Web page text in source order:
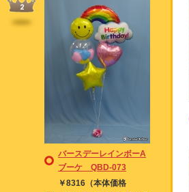
バースデーレインボーA
ブーケ QBD-073
￥8316（本体価格